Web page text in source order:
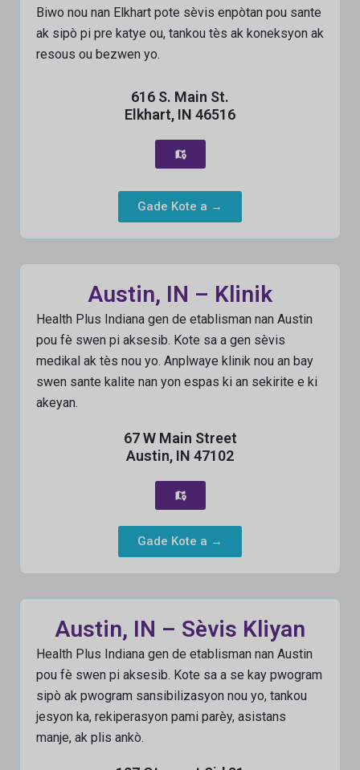
Biwo nou nan Elkhart pote sèvis enpòtan pou sante
ak sipò pi pre katye ou, tankou tès ak koneksyon ak
resous ou bezwen yo.
616 S. Main St.
Elkhart, IN 46516
Gade Kote a →
Austin, IN – Klinik
Health Plus Indiana gen de etablisman nan Austin
pou fè swen pi aksesib. Kote sa a gen sèvis
medikal ak tès nou yo. Anplwaye klinik nou an bay
swen sante kalite nan yon espas ki an sekirite e ki
akeyan.
67 W Main Street
Austin, IN 47102
Gade Kote a →
Austin, IN – Sèvis Kliyan
Health Plus Indiana gen de etablisman nan Austin
pou fè swen pi aksesib. Kote sa a se kay pwogram
sipò ak pwogram sansibilizasyon nou yo, tankou
jesyon ka, rekiperasyon pami parèy, asistans
manje, ak plis ankò.